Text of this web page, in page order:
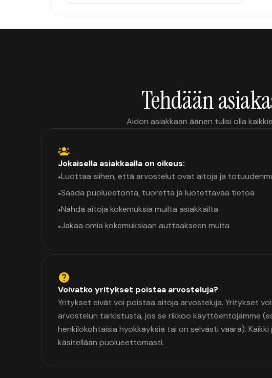
Tehdään
Aidon asiakkaan äänen tulisi olla
Jokaisella asiakkaalla on oikeus:
•Luottaa siihen, että arvostelut ovat aitoja ja
•Saada puolueetonta, tuoretta ja luotettavaa tietoa
•Nähdä aitoja kokemuksia muilta asiakkailta
•Jakaa omia kokemuksiaan auttaakseen muita
Voivatko yritykset poistaa arvosteluja?
Yritykset eivät voi poistaa aitoja arvosteluja. Yritykset
arvostelun tarkistusta, jos se rikkoo käyttöehtojamme
henkilökohtaisia hyökkäyksiä tai on selvästi väärä).
käsitellään puolueettomasti.